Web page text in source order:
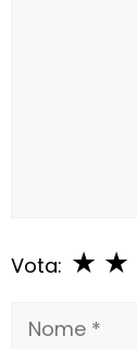
Vota: ★
★
Nome